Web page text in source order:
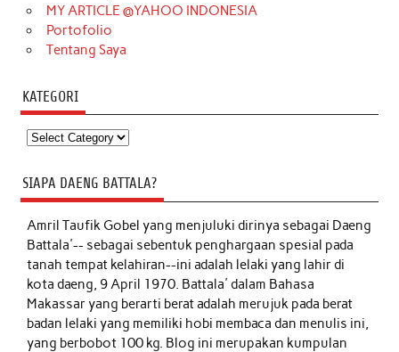
MY ARTICLE @YAHOO INDONESIA
Portofolio
Tentang Saya
KATEGORI
Kategori
SIAPA DAENG BATTALA?
Amril Taufik Gobelyang menjuluki dirinya sebagai Daeng
Battala'-- sebagai sebentuk penghargaan spesial pada
tanah tempat kelahiran--ini adalah lelaki yang lahir di
kota daeng, 9 April 1970. Battala' dalam Bahasa
Makassar yang berarti berat adalah merujuk pada berat
badan lelaki yang memiliki hobi membaca dan menulis ini,
yang berbobot 100 kg. Blog ini merupakan kumpulan